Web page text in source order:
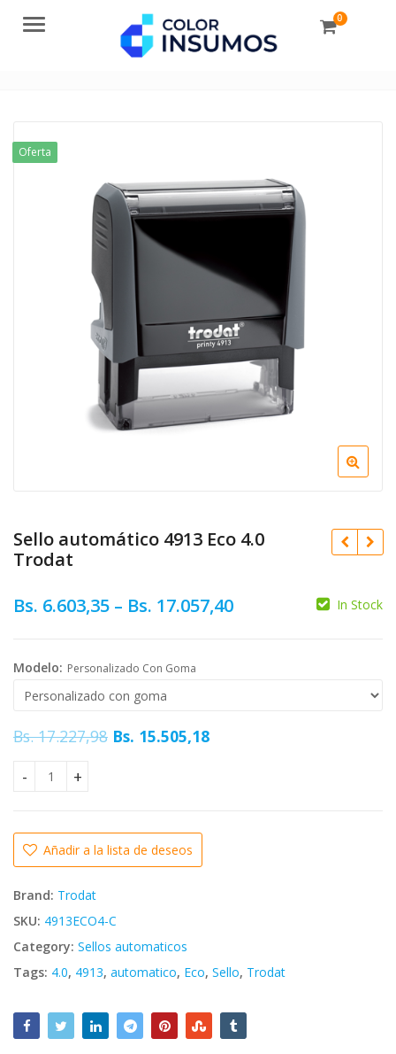
Menu 0
Oferta
Sello automático 4913 Eco 4.0
Trodat
Bs.
Bs. 6.603,35 – Bs. 17.057,40 In Stock
Modelo: Personalizado Con Goma
Bs.17.227,98 Original
Bs. 15.505,18Current
Sello automático 4913 Eco 4.0 Trodat quantity
Añadir a la lista de deseos
Brand: Trodat
SKU: 4913ECO4-C
Category: Sellos automaticos
Tags: 4.0, 4913, automatico, Eco, Sello, Trodat